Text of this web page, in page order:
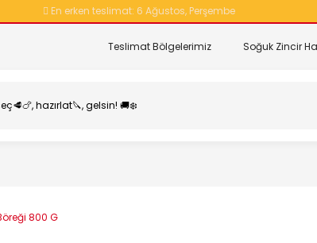
En erken teslimat: 6 Ağustos, Perşembe
Teslimat Bölgelerimiz Soğuk Zincir
800 G